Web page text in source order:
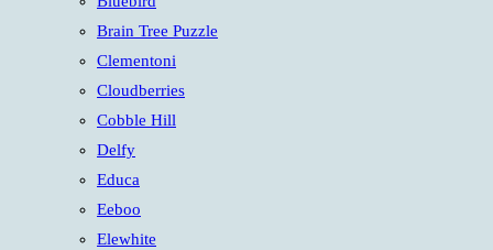
Brain Tree Puzzle
Clementoni
Cloudberries
Cobble Hill
Delfy
Educa
Eeboo
Elewhite